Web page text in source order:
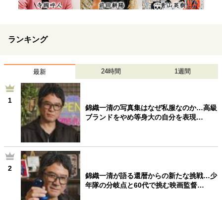
ランキング
最新 24時間 1週間
1
錦織一清の写真集はなぜ私服なのか…高級
ブランドをやめ等身大の自分を表現…
2
錦織一清が語る還暦からの新たな挑戦…少
年隊の分岐点と60代で挑む映画監督…